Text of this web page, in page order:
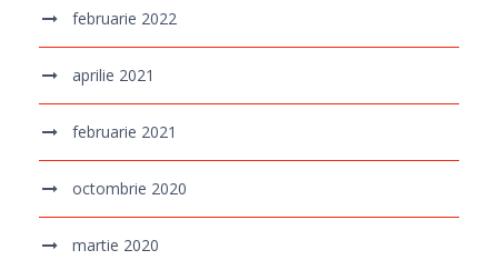
februarie 2022
aprilie 2021
februarie 2021
octombrie 2020
martie 2020